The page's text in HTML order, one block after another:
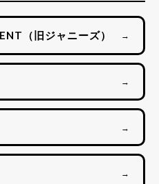
（旧ジャニーズ） →
→
→
→